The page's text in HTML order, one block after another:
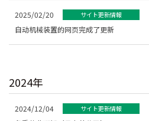
2025/02/20 サイト更新情報
自动机械装置的网页完成了更新
2024年
2024/12/04 サイト更新情報